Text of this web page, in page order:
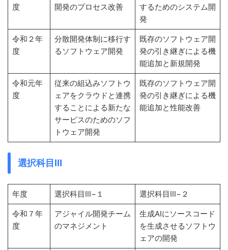
度
開発のプロセス改善
するためのシステム開
発
令和２年
度
分散開発体制に移行す
るソフトウェア開発
既存のソフトウェア開
発の引き継ぎによる機
能追加と新規開発
令和元年
度
従来の組込みソフトウ
ェアをクラウドと連携
することによる新たな
サービスのためのソフ
トウェア開発
既存のソフトウェア開
発の引き継ぎによる機
能追加と性能改善
選択科目Ⅲ
年度 選択科目Ⅲ−１ 選択科目Ⅲ−２
令和７年
度
アジャイル開発チーム
のマネジメント
生成AIにソースコード
を生成させるソフトウ
ェアの開発